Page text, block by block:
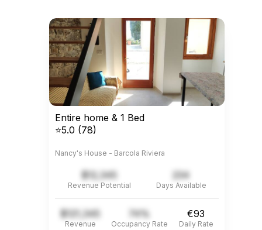
Entire home & 1 Bed
⭐5.0 (78)
Nancy's House - Barcola Riviera
$12,345
Revenue Potential
234
Days Available
$121,345
Revenue
74%
Occupancy Rate
€93
Daily Rate